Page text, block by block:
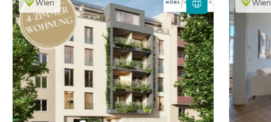
Wien Wien